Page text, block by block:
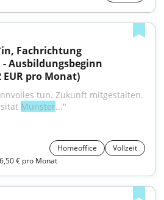
Fachrichtung
Ausbildungsbeginn
EUR pro Monat)
tun. Zukunft mitgestalten.
Münster..."
Homeoffice
Vollzeit
€ pro Monat